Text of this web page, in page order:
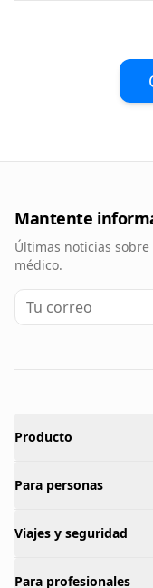
Mantente
Últimas noticias sobre
médico.
Producto
Para personas
Viajes y seguridad
Para profesionales